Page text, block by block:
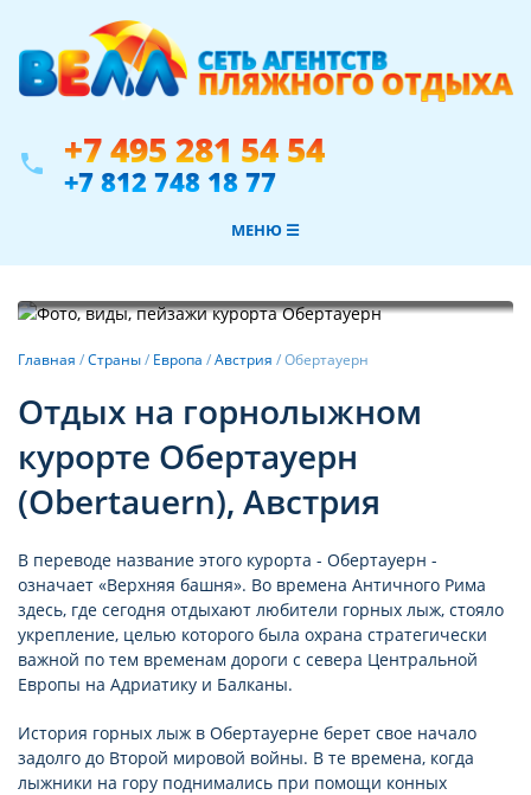
phone +7 495 281 54 54
+7 812 748 18 77
МЕНЮ ☰
Фотогалерея
Главная /Страны/ Европа /Австрия /Обертауерн
Отдых на горнолыжном
курорте Обертауерн
(Obertauern), Австрия
В переводе название этого курорта - Обертауерн -
означает «Верхняя башня». Во времена Античного Рима
здесь, где сегодня отдыхают любители горных лыж, стояло
укрепление, целью которого была охрана стратегически
важной по тем временам дороги с севера Центральной
Европы на Адриатику и Балканы.
История горных лыж в Обертауерне берет свое начало
задолго до Второй мировой войны. В те времена, когда
лыжники на гору поднимались при помощи конных